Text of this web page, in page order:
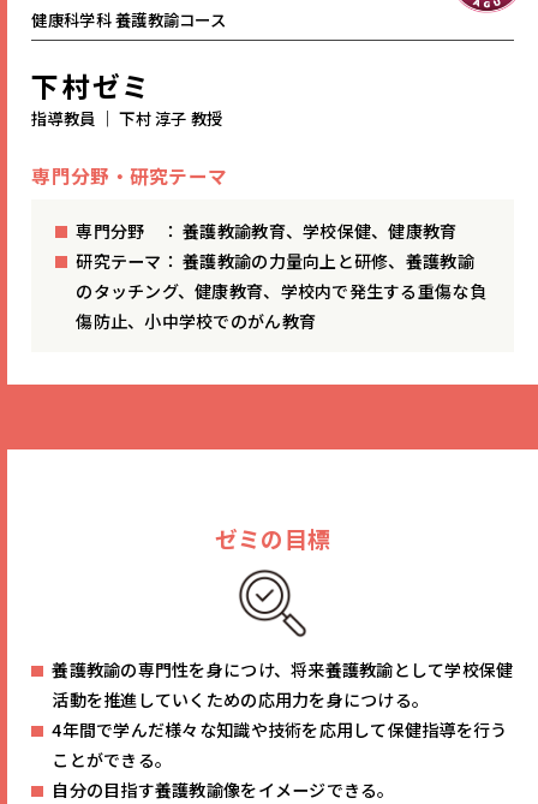
健康科学科 養護教諭コース
下村ゼミ
指導教員 ｜ 下村 淳子 教授
専門分野・研究テーマ
専門分野 ： 養護教諭教育、学校保健、健康教育
研究テーマ： 養護教諭の力量向上と研修、養護教諭
のタッチング、健康教育、学校内で発生する重傷な負
傷防止、小中学校でのがん教育
ゼミの目標
養護教諭の専門性を身につけ、将来養護教諭として学校保健
活動を推進していくための応用力を身につける。
4年間で学んだ様々な知識や技術を応用して保健指導を行う
ことができる。
自分の目指す養護教諭像をイメージできる。